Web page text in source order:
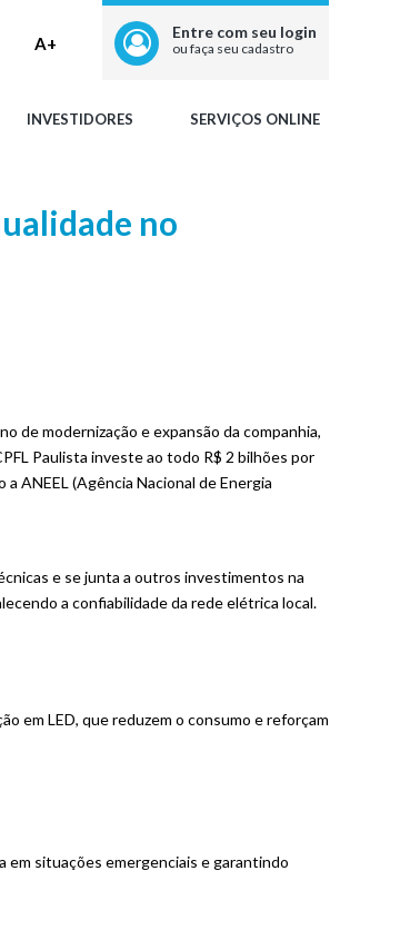
A+
Entre com seu login
ou faça seu cadastro
INVESTIDORES SERVIÇOS ONLINE
no
de modernização e expansão da companhia,
Paulista investe ao todo R$ 2 bilhões por
ANEEL (Agência Nacional de Energia
e se junta a outros investimentos na
a confiabilidade da rede elétrica local.
em LED, que reduzem o consumo e reforçam
em situações emergenciais e garantindo